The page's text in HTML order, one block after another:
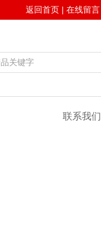
返回首页 | 在线留言
联系我们